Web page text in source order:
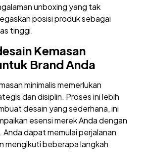
unboxing yang tak
posisi produk sebagai
tinggi.
Kemasan
Brand Anda
minimalis memerlukan
dan disiplin. Proses ini lebih
desain yang sederhana, ini
esensi merek Anda dengan
Anda dapat memulai perjalanan
mengikuti beberapa langkah